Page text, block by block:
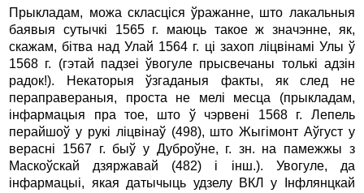
Прыкладам, можа скласціся ўражанне, што лакальныя
бая­выя сутычкі 1565 г. маюць такое ж значэнне, як,
скажам, бітва над Улай 1564 г. ці захоп ліцвінамі Улы ў
1568 г. (гэтай падзеі ўвогуле прысвечаны толькі адзін
радок!). Некаторыя ўзгаданыя факты, як след не
пераправераныя, проста не мелі месца (пры­кладам,
інфармацыя пра тое, што ў чэрвені 1568 г. Лепель
перайшоў у рукі ліцвінаў (498), што Жыгімонт Аўгуст у
верасні 1567 г. быў у Дуброўне, г. зн. на памежжы з
Маскоўскай дзяржавай (482) і інш.). Увогуле, да
інфармацыі, якая датычыць удзе­лу ВКЛ у Інфлянцкай